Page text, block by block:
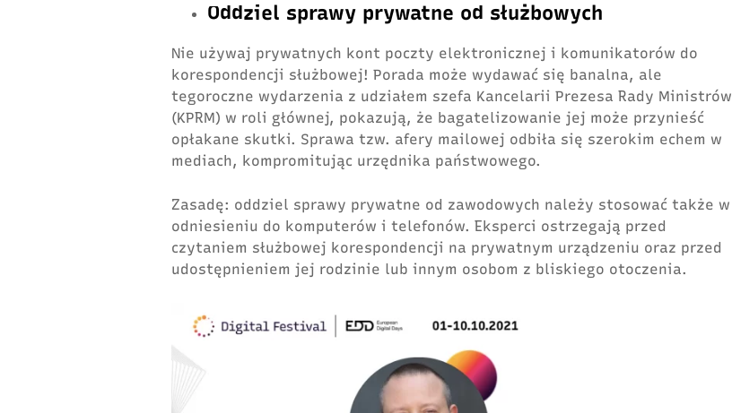
Oddziel sprawy prywatne od służbowych
Nie używaj prywatnych kont poczty elektronicznej i komunikatorów do
korespondencji służbowej! Porada może wydawać się banalna, ale
tegoroczne wydarzenia z udziałem szefa Kancelarii Prezesa Rady Ministrów
(KPRM) w roli głównej, pokazują, że bagatelizowanie jej może przynieść
opłakane skutki. Sprawa tzw. afery mailowej odbiła się szerokim echem w
mediach, kompromitując urzędnika państwowego.
Zasadę: oddziel sprawy prywatne od zawodowych należy stosować także w
odniesieniu do komputerów i telefonów. Eksperci ostrzegają przed
czytaniem służbowej korespondencji na prywatnym urządzeniu oraz przed
udostępnieniem jej rodzinie lub innym osobom z bliskiego otoczenia.